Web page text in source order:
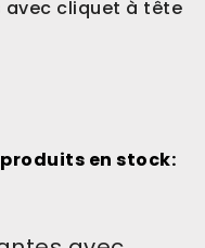
avec cliquet à tête
en stock: